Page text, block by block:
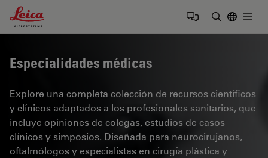
Leica Microsystems Logo
Especialidades médicas
Explore una completa colección de recursos científicos
y clínicos adaptados a los profesionales sanitarios, que
incluye opiniones de colegas, estudios de casos
clínicos y simposios. Diseñada para neurocirujanos,
oftalmólogos y especialistas en cirugía plástica y